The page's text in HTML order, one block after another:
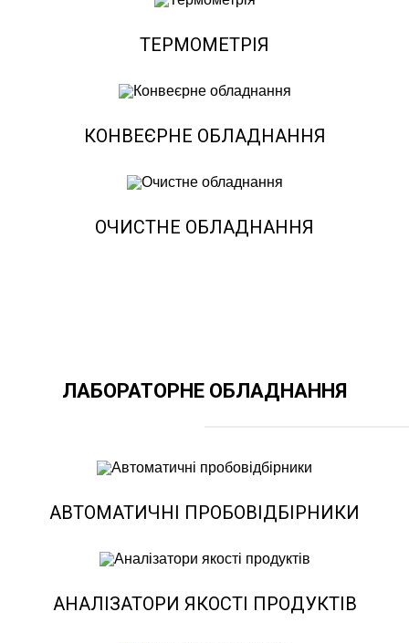
ТЕРМОМЕТРІЯ
КОНВЕЄРНЕ ОБЛАДНАННЯ
ОЧИСТНЕ ОБЛАДНАННЯ
ЛАБОРАТОРНЕ ОБЛАДНАННЯ
АВТОМАТИЧНІ ПРОБОВІДБІРНИКИ
АНАЛІЗАТОРИ ЯКОСТІ ПРОДУКТІВ